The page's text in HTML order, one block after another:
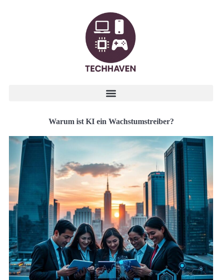
Warum ist KI ein Wachstumstreiber?